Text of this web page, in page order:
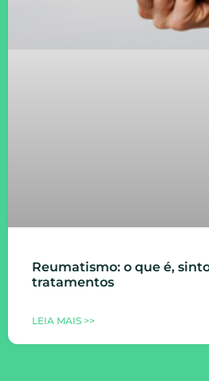
Reumatismo: o que é,
tratamentos
LEIA MAIS >>